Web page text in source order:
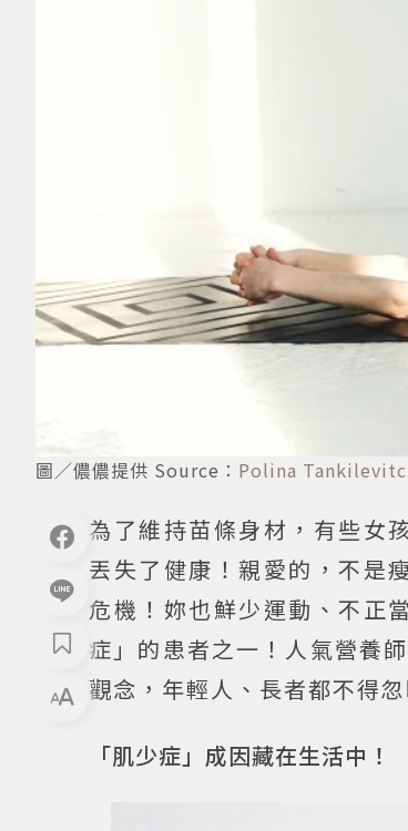
圖／儂儂提供 Source： Polina
為了維持苗條身材，有些女
丟失了健康！親愛的，不是
危機！妳也鮮少運動、不正
症」的患者之一！人氣營養
觀念，年輕人、長者都不得
「肌少症」成因藏在生活中！